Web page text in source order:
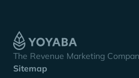
The Revenue Marketing
Sitemap